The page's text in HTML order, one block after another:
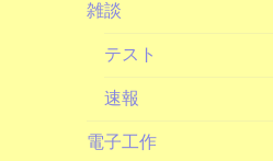
雑談
テスト
速報
電子工作